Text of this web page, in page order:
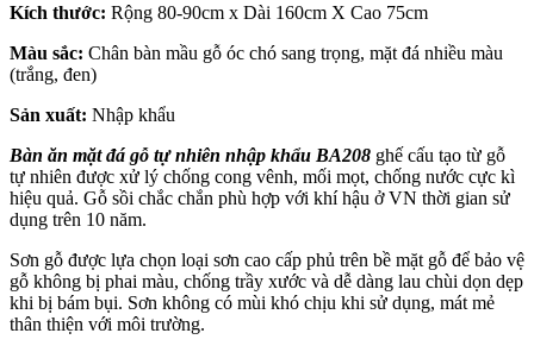
Kích thước: Rộng 80-90cm x Dài 160cm X Cao 75cm
Màu sắc: Chân bàn mầu gỗ óc chó sang trọng, mặt đá nhiều màu
(trắng, đen)
Sản xuất: Nhập khẩu
Bàn ăn mặt đá gỗ tự nhiên nhập khẩu BA208 ghế cấu tạo từ gỗ
tự nhiên được xử lý chống cong vênh, mối mọt, chống nước cực kì
hiệu quả. Gỗ sồi chắc chắn phù hợp với khí hậu ở VN thời gian sử
dụng trên 10 năm.
Sơn gỗ được lựa chọn loại sơn cao cấp phủ trên bề mặt gỗ để bảo vệ
gỗ không bị phai màu, chống trầy xước và dễ dàng lau chùi dọn dẹp
khi bị bám bụi. Sơn không có mùi khó chịu khi sử dụng, mát mẻ
thân thiện với môi trường.